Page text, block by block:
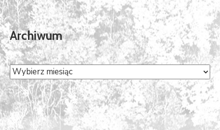
Archiwum